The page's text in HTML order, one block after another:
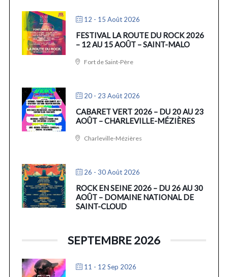
12 - 15 Août 2026
FESTIVAL LA ROUTE DU ROCK 2026
– 12 AU 15 AOÛT – SAINT-MALO
Fort de Saint-Père
20 - 23 Août 2026
CABARET VERT 2026 – DU 20 AU 23
AOÛT – CHARLEVILLE-MÉZIÈRES
Charleville-Mézières
26 - 30 Août 2026
ROCK EN SEINE 2026 – DU 26 AU 30
AOÛT – DOMAINE NATIONAL DE
SAINT-CLOUD
SEPTEMBRE 2026
11 - 12 Sep 2026